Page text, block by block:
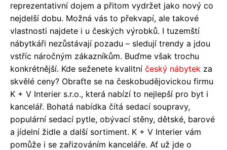
reprezentativní dojem a přitom vydržet jako nový co
nejdelší dobu. Možná vás to překvapí, ale takové
vlastnosti najdete i u českých výrobků. I tuzemští
nábytkáři nezůstávají pozadu – sledují trendy a jdou
vstříc náročným zákazníkům. Buďme však trochu
konkrétnější. Kde seženete kvalitní český nábytek za
skvělé ceny? Obraťte se na českobudějovickou firmu
K + V Interier s.r.o., která nabízí to nejlepší pro byt i
kancelář. Bohatá nabídka čítá sedací soupravy,
populární sedací pytle, obývací stěny, dětské, barové
a jídelní židle a další sortiment. K + V Interier vám
pomůže i se zařizováním kanceláře. Ať už jde o